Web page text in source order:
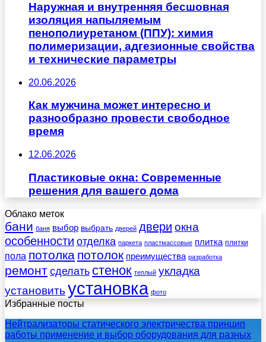
Наружная и внутренняя бесшовная
изоляция напыляемым
пенополиуретаном (ППУ): химия
полимеризации, адгезионные свойства
и технические параметры
20.06.2026
Как мужчина может интересно и
разнообразно провести свободное
время
12.06.2026
Пластиковые окна: Современные
решения для вашего дома
Облако меток
бани баня выбор выбрать дверей двери окна
особенности отделка паркета пластмассовые плитка плитки
пола потолка потолок преимущества разработка
ремонт сделать стенок теплый укладка
установить установка фото
Избранные посты
Нейтрализаторы статического электричества принцип
работы применение и выбор оборудования для разных